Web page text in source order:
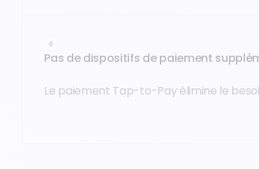
Pas de dispositifs de paiement
Le paiement Tap-to-Pay élimine le